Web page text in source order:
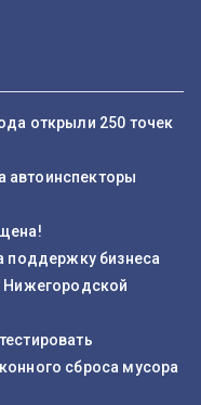
открыли 250 точек
поддержку бизнеса
Нижегородской
сброса мусора